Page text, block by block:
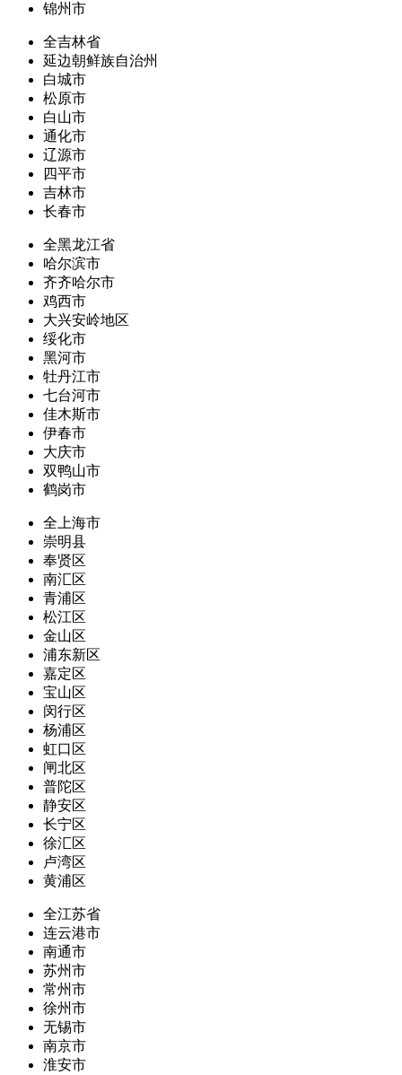
锦州市
全吉林省
延边朝鲜族自治州
白城市
松原市
白山市
通化市
辽源市
四平市
吉林市
长春市
全黑龙江省
哈尔滨市
齐齐哈尔市
鸡西市
大兴安岭地区
绥化市
黑河市
牡丹江市
七台河市
佳木斯市
伊春市
大庆市
双鸭山市
鹤岗市
全上海市
崇明县
奉贤区
南汇区
青浦区
松江区
金山区
浦东新区
嘉定区
宝山区
闵行区
杨浦区
虹口区
闸北区
普陀区
静安区
长宁区
徐汇区
卢湾区
黄浦区
全江苏省
连云港市
南通市
苏州市
常州市
徐州市
无锡市
南京市
淮安市